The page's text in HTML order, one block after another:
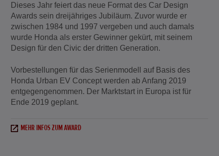
Dieses Jahr feiert das neue Format des Car Design
Awards sein dreijähriges Jubiläum. Zuvor wurde er
zwischen 1984 und 1997 vergeben und auch damals
wurde Honda als erster Gewinner gekürt, mit seinem
Design für den Civic der dritten Generation.
Vorbestellungen für das Serienmodell auf Basis des
Honda Urban EV Concept werden ab Anfang 2019
entgegengenommen. Der Marktstart in Europa ist für
Ende 2019 geplant.
MEHR INFOS ZUM AWARD